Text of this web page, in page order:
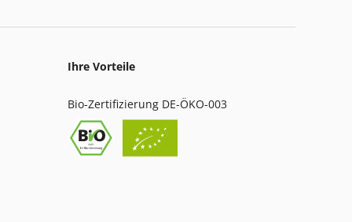
Ihre Vorteile
Bio-Zertifizierung DE-ÖKO-003